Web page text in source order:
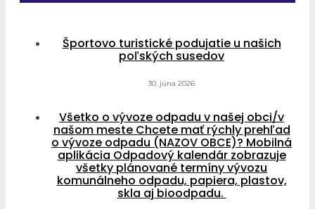
Športovo turistické podujatie u našich
poľských susedov
30. júna 2026
Všetko o vývoze odpadu v našej obci/v
našom meste Chcete mať rýchly prehľad
o vývoze odpadu (NAZOV OBCE)? Mobilná
aplikácia Odpadový kalendár zobrazuje
všetky plánované termíny vývozu
komunálneho odpadu, papiera, plastov,
skla aj bioodpadu.